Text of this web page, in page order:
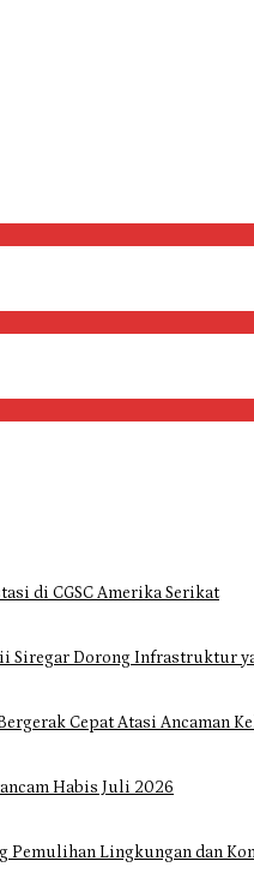
di CGSC Amerika Serikat
Siregar Dorong Infrastruktur
Cepat Atasi Ancaman
Habis Juli 2026
Pemulihan Lingkungan dan